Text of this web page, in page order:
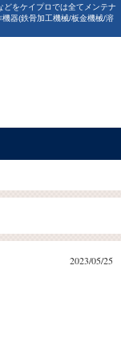
をケイプロでは全てメンテナ
器(鉄骨加工機械/板金機械/溶
2023/05/25